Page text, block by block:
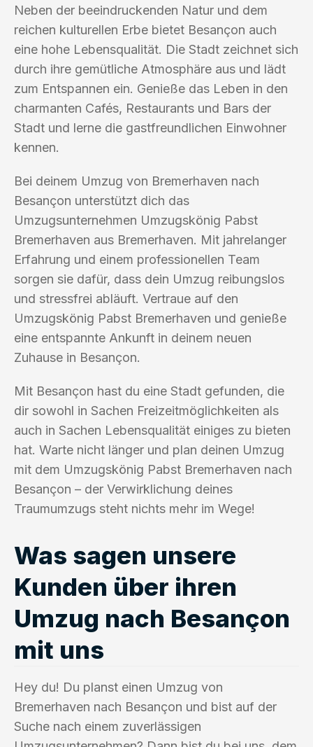
Neben der beeindruckenden Natur und dem
reichen kulturellen Erbe bietet Besançon auch
eine hohe Lebensqualität. Die Stadt zeichnet sich
durch ihre gemütliche Atmosphäre aus und lädt
zum Entspannen ein. Genieße das Leben in den
charmanten Cafés, Restaurants und Bars der
Stadt und lerne die gastfreundlichen Einwohner
kennen.
Bei deinem Umzug von Bremerhaven nach
Besançon unterstützt dich das
Umzugsunternehmen Umzugskönig Pabst
Bremerhaven aus Bremerhaven. Mit jahrelanger
Erfahrung und einem professionellen Team
sorgen sie dafür, dass dein Umzug reibungslos
und stressfrei abläuft. Vertraue auf den
Umzugskönig Pabst Bremerhaven und genieße
eine entspannte Ankunft in deinem neuen
Zuhause in Besançon.
Mit Besançon hast du eine Stadt gefunden, die
dir sowohl in Sachen Freizeitmöglichkeiten als
auch in Sachen Lebensqualität einiges zu bieten
hat. Warte nicht länger und plan deinen Umzug
mit dem Umzugskönig Pabst Bremerhaven nach
Besançon – der Verwirklichung deines
Traumumzugs steht nichts mehr im Wege!
Was sagen unsere
Kunden über ihren
Umzug nach Besançon
mit uns
Hey du! Du planst einen Umzug von
Bremerhaven nach Besançon und bist auf der
Suche nach einem zuverlässigen